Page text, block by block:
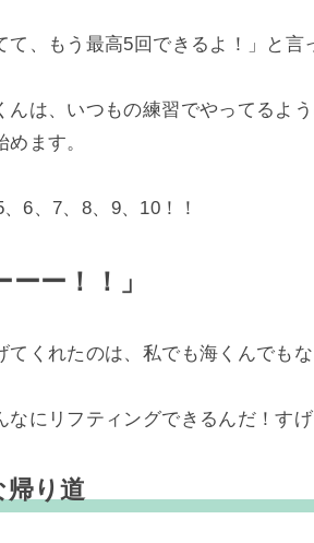
て、もう最高5回できるよ！」と
んは、いつもの練習でやってるよ
ます。
6、7、8、9、10！！
ーー！！」
てくれたのは、私でも海くんでも
なにリフティングできるんだ！すげ
帰り道